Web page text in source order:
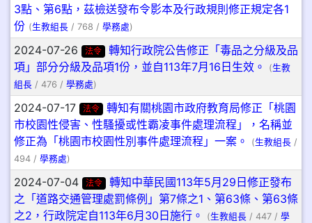
3點、第6點，茲檢送發布令影本及行政規則修正規定各1
份 (生教組長 / 768 / 學務處)
2024-07-26 法令
轉知行政院公告修正「毒品之分級及品
項」部分分級及品項1份，並自113年7月16日生效。
(生教
組長 / 476 / 學務處)
2024-07-17 法令
轉知有關桃園市政府教育局修正「桃園
市校園性侵害、性騷擾或性霸凌事件處理流程」，名稱並
修正為「桃園市校園性別事件處理流程」一案。
(生教組長 /
494 / 學務處)
2024-07-04 法令
轉知中華民國113年5月29日修正發布
之「道路交通管理處罰條例」第7條之1、第63條、第63條
之2，行政院定自113年6月30日施行。
(生教組長 / 447 / 學